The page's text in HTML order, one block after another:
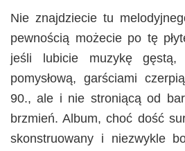
Nie znajdziecie tu
pewnością możecie po tę
jeśli lubicie muzykę gęstą,
pomysłową, garściami
90., ale i nie stroniącą od
brzmień. Album, choć dość
skonstruowany i niezwykle